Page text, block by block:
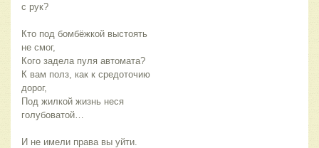
с рук?
Кто под бомбёжкой выстоять
не смог,
Кого задела пуля автомата?
К вам полз, как к средоточию
дорог,
Под жилкой жизнь неся
голубоватой…
И не имели права вы уйти.